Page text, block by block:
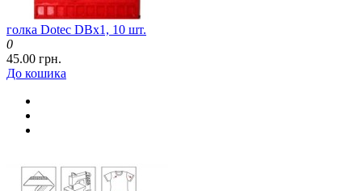
голка Dotec DBx1, 10 шт.
0
45.00 грн.
До кошика